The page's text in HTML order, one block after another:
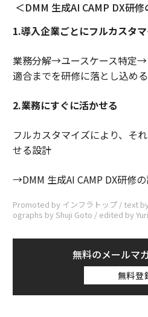
＜DMM 生成AI CAMP DX研修
1.導入企業ごとにフルカスタ
業務分解→ユースケース特定
適合までを研修に落とし込める
2.業務にすぐに活かせる
フルカスタマイズにより、そ
せる設計
→DMM 生成AI CAMP DX研修
Promoted by インフラトップ / text
ographs by Shuji Goto / edited by
無料のメールマ
無料登